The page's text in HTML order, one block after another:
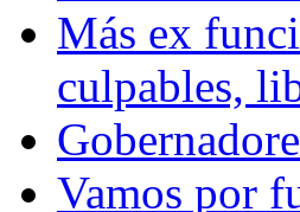
Más ex
culpables,
Vamos por